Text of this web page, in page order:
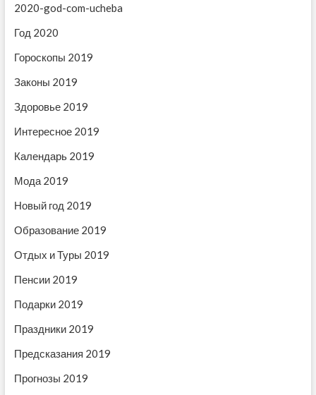
и
я
п
о
з
а
п
и
с
я
з
я
2020-god-com-ucheba
Год 2020
Гороскопы 2019
Законы 2019
Здоровье 2019
Интересное 2019
Календарь 2019
Мода 2019
Новый год 2019
Образование 2019
Отдых и Туры 2019
Пенсии 2019
Подарки 2019
Праздники 2019
Предсказания 2019
Прогнозы 2019